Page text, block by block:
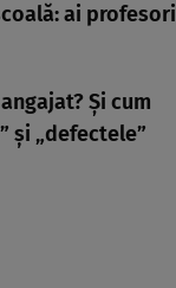
ai profesori
Şi cum
şi „defectele”